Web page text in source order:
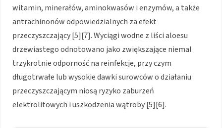
witamin, minerałów, aminokwasów i enzymów, a także
antrachinonów odpowiedzialnych za efekt
przeczyszczający [5][7]. Wyciągi wodne z liści aloesu
drzewiastego odnotowano jako zwiększające niemal
trzykrotnie odporność na reinfekcje, przy czym
długotrwałe lub wysokie dawki surowców o działaniu
przeczyszczającym niosą ryzyko zaburzeń
elektrolitowych i uszkodzenia wątroby [5][6].